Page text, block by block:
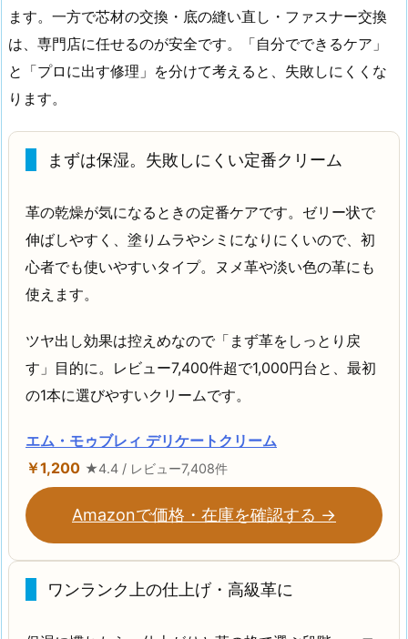
ます。一方で芯材の交換・底の縫い直し・ファスナー交換
は、専門店に任せるのが安全です。「自分でできるケア」
と「プロに出す修理」を分けて考えると、失敗しにくくな
ります。
まずは保湿。失敗しにくい定番クリーム
革の乾燥が気になるときの定番ケアです。ゼリー状で
伸ばしやすく、塗りムラやシミになりにくいので、初
心者でも使いやすいタイプ。ヌメ革や淡い色の革にも
使えます。
ツヤ出し効果は控えめなので「まず革をしっとり戻
す」目的に。レビュー7,400件超で1,000円台と、最初
の1本に選びやすいクリームです。
エム・モゥブレィ デリケートクリーム
￥1,200 ★4.4 / レビュー7,408件
Amazonで価格・在庫を確認する →
ワンランク上の仕上げ・高級革に